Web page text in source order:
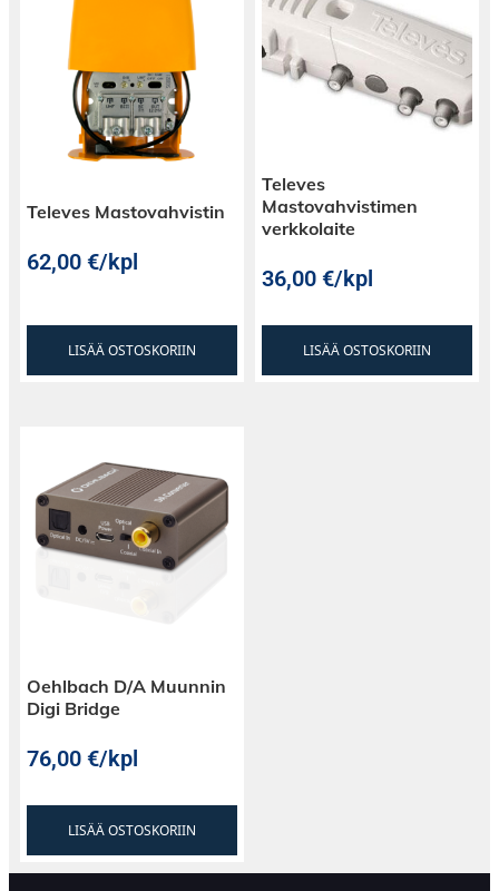
Televes Mastovahvistin
62,00€/kpl
LISÄÄ OSTOSKORIIN
Televes
Mastovahvistimen
verkkolaite
36,00€/kpl
LISÄÄ OSTOSKORIIN
Oehlbach D/A Muunnin
Digi Bridge
76,00€/kpl
LISÄÄ OSTOSKORIIN